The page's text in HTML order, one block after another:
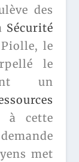
des
Sécurité
le
le
un
à cette
met